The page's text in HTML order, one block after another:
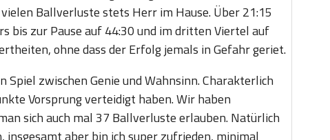
Ballverluste stets Herr im Hause. Über 21:15
bis zur Pause auf 44:30 und im dritten Viertel auf
ohne dass der Erfolg jemals in Gefahr geriet.
Spiel zwischen Genie und Wahnsinn. Charakterlich
Vorsprung verteidigt haben. Wir haben
sich auch mal 37 Ballverluste erlauben. Natürlich
aber bin ich super zufrieden, minimal